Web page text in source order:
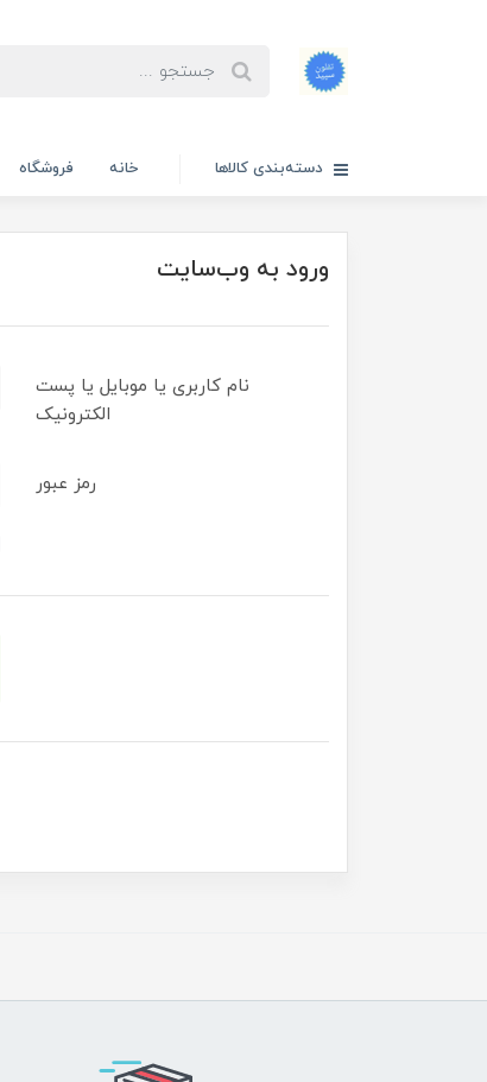
دسته‌بندی کالاها خانه فروشگاه
ورود به وب‌سایت
نام کاربری یا موبایل یا پست
الکترونیک
رمز عبور